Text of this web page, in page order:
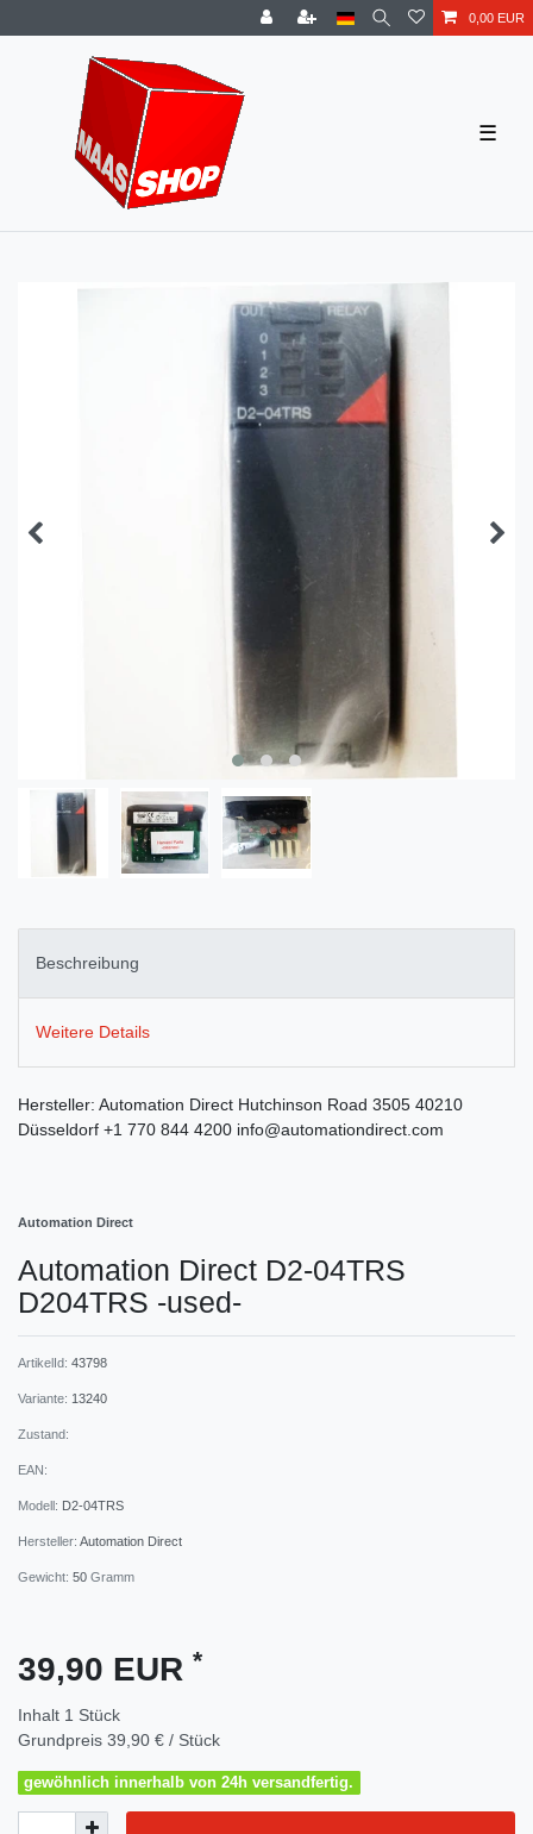
0,00 EUR
☰
Beschreibung
Weitere Details
Hersteller: Automation Direct Hutchinson Road 3505 40210
Düsseldorf +1 770 844 4200 info@automationdirect.com
Automation Direct
Automation Direct D2-04TRS
D204TRS -used-
ArtikelId: 43798
Variante: 13240
Zustand:
EAN:
Modell: D2-04TRS
Hersteller: Automation Direct
Gewicht: 50 Gramm
39,90 EUR *
Inhalt 1 Stück
Grundpreis 39,90 € / Stück
gewöhnlich innerhalb von 24h versandfertig.